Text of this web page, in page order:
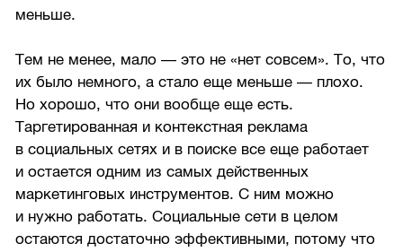
меньше.
Тем не менее, мало — это не «нет совсем». То, что
их было немного, а стало еще меньше — плохо.
Но хорошо, что они вообще еще есть.
Таргетированная и контекстная реклама
в социальных сетях и в поиске все еще работает
и остается одним из самых действенных
маркетинговых инструментов. С ним можно
и нужно работать. Социальные сети в целом
остаются достаточно эффективными, потому что